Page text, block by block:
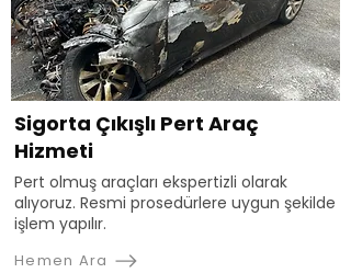
Sigorta Çıkışlı Pert Araç
Hizmeti
Pert olmuş araçları ekspertizli olarak
alıyoruz. Resmi prosedürlere uygun şekilde
işlem yapılır.
Hemen Ara